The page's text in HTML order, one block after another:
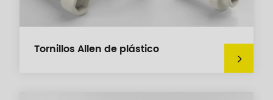
Tornillos Allen de plástico